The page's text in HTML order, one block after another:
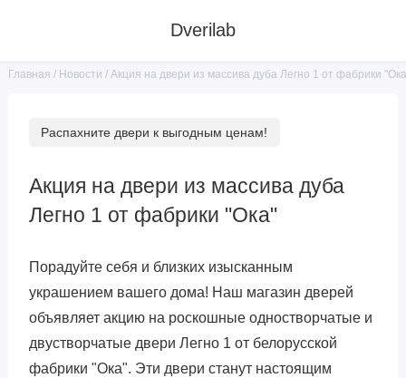
Dverilab
Главная Новости Акция на двери из массива дуба Легно 1 от фабрики
Распахните двери к выгодным ценам!
Акция на двери из массива дуба
Легно 1 от фабрики "Ока"
Порадуйте себя и близких изысканным
украшением вашего дома! Наш магазин дверей
объявляет акцию на роскошные одностворчатые и
двустворчатые двери Легно 1 от белорусской
фабрики "Ока". Эти двери станут настоящим